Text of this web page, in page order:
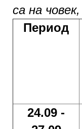
са на човек,
Период
24.09 -